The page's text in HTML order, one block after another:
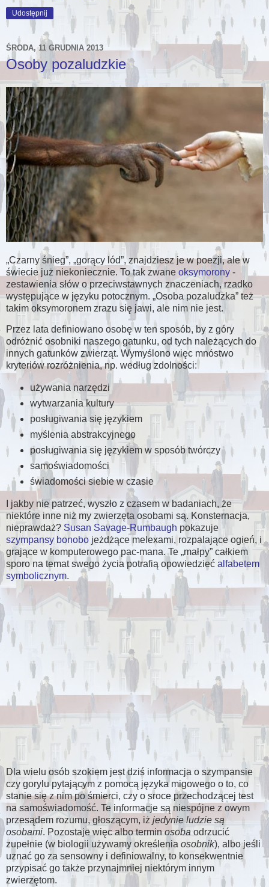
Udostępnij
ŚRODA, 11 GRUDNIA 2013
Osoby pozaludzkie
Czarny śnieg , gorący lód , znajdziesz je w poezji, ale w
świecie już niekoniecznie. To tak zwane oksymorony -
zestawienia słów o przeciwstawnych znaczeniach, rzadko
występujące w języku potocznym. Osoba pozaludzka też
takim oksymoronem zrazu się jawi, ale nim nie jest.
Przez lata definiowano osobę w ten sposób, by z góry
odróżnić osobniki naszego gatunku, od tych należących do
innych gatunków zwierząt. Wymyślono więc mnóstwo
kryteriów rozróżnienia, np. według zdolności:
używania narzędzi
wytwarzania kultury
posługiwania się językiem
myślenia abstrakcyjnego
posługiwania się językiem w sposób twórczy
samoświadomości
świadomości siebie w czasie
I jakby nie patrzeć, wyszło z czasem w badaniach, że
niektóre inne niż my zwierzęta osobami są. Konsternacja,
nieprawdaż? Susan Savage-Rumbaugh pokazuje
szympansy bonobo jeżdżące melexami, rozpalające ogień, i
grające w komputerowego pac-mana. Te małpy całkiem
sporo na temat swego życia potrafią opowiedzieć alfabetem
symbolicznym.
Dla wielu osób szokiem jest dziś informacja o szympansie
czy gorylu pytającym z pomocą języka migowego o to, co
stanie się z nim po śmierci, czy o sroce przechodzącej test
na samoświadomość. Te informacje są niespójne z owym
przesądem rozumu, głoszącym, iż jedynie ludzie są
osobami. Pozostaje więc albo terminosoba odrzucić
zupełnie (w biologii używamy określenia osobnik), albo jeśli
uznać go za sensowny i definiowalny, to konsekwentnie
przypisać go także przynajmniej niektórym innym
zwierzętom.